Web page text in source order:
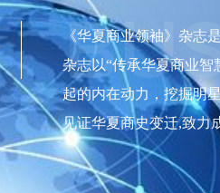
《华夏商业领袖》杂志
杂志以“传承华夏商业智
起的内在动力，挖掘明
见证华夏商史变迁,致力